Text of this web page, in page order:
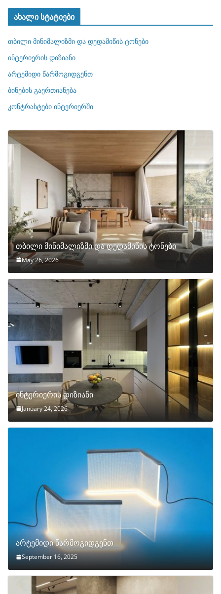
ტ
ო
რ
ბ
ი
ახალი სტატიები
თბილი მინიმალიზმი და დედამიწის ტონები
ინტერიერის დიზიანი
არტემიდი წარმოგიდგენთ
ბინების გაერთიანება
კონტრასტები ინტერიერში
თბილი მინიმალიზმი და დედამიწის ტონები
May 26, 2026
ინტერიერის დიზიანი
January 24, 2026
არტემიდი წარმოგიდგენთ
September 16, 2025